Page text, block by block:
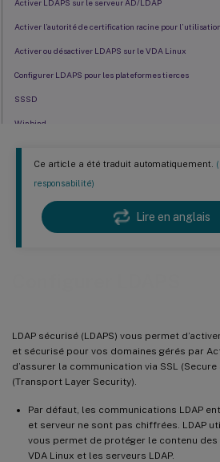
Ce article a été traduit automatiquement.
responsabilité)
Lire en anglais
LDAP sécurisé (LDAPS) vous permet
et sécurisé pour vos domaines gérés par
d’assurer la communication via SSL
(Transport Layer Security).
Par défaut, les communications LDAP
et serveur ne sont pas chiffrées. LDAP
vous permet de protéger le contenu des
VDA Linux et les serveurs LDAP.
Activer LDAPS sur le serveur AD/LDAP
Activer l’autorité de certification racine pour
Activer ou désactiver LDAPS sur le VDA Linux
Configurer LDAPS pour les plateformes tierces
SSSD
Winbind
Centrify